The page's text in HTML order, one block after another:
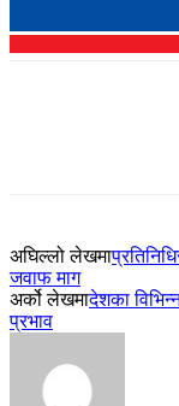
अघिल्लो लेखमा
जवाफ माग
अर्को लेखमादेशका
प्रभाव